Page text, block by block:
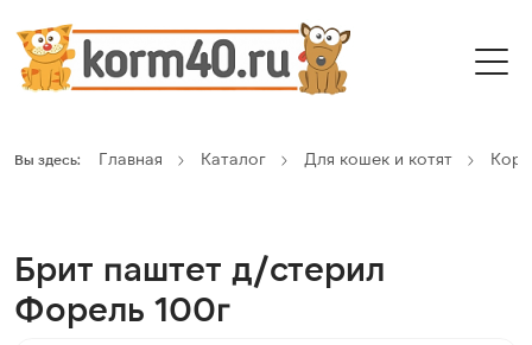
Вы здесь: Главная Каталог Для кошек и котят
Брит паштет д/стерил
Форель 100г